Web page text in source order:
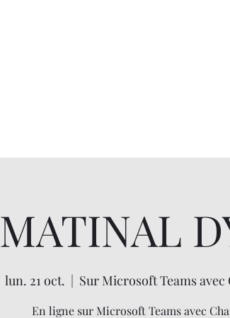
lun. 21 oct.
  |
Sur Microsoft Teams
En ligne sur Microsoft Teams avec